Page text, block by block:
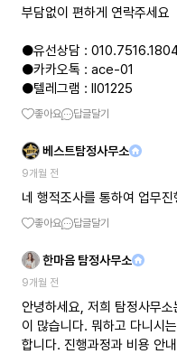
부담없이 편하게 연락주세요
●유선상담 :
●카카오톡 : ace-01
●텔레그램 : ll01225
좋아요 답글달기
베스트탐정사무소
9개월 전
네 행적조사를 통하여 업무
좋아요 답글달기
한마음 탐정사무소
9개월 전
안녕하세요, 저희 탐정사무
이 많습니다. 뭐하고 다니시
합니다. 진행과정과 비용 안